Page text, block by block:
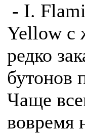
- I.
Yellow с
редко
бутонов
Чаще
вовремя